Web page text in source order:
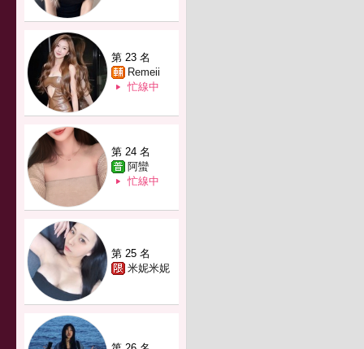
第 23 名
Remeii
忙線中
第 24 名
阿蠻
忙線中
第 25 名
米妮米妮